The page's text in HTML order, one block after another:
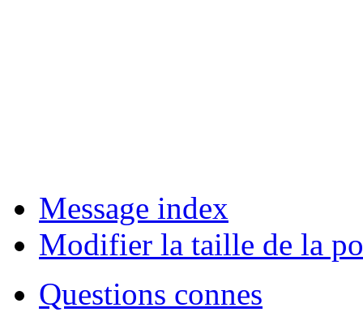
Message index
Modifier la taille de la
Questions connes